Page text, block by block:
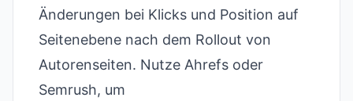
Änderungen bei Klicks und Position auf
Seitenebene nach dem Rollout von
Autorenseiten. Nutze Ahrefs oder
Semrush, um